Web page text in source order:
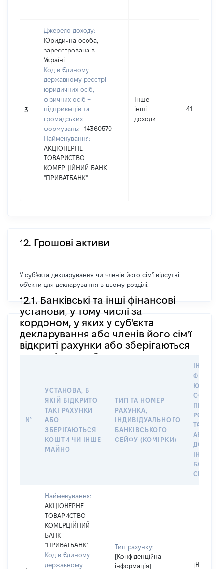
3
Джерело доходу:
Юридична особа,
зареєстрована в
Україні
Код в Єдиному
державному реєстрі
юридичних осіб,
фізичних осіб –
підприємців та
громадських
формувань:
14360570
Найменування:
АКЦІОНЕРНЕ
ТОВАРИСТВО
КОМЕРЦІЙНИЙ БАНК
"ПРИВАТБАНК"
Інше
інші
доходи
41
12. Грошові активи
У суб'єкта декларування чи членів його сім'ї відсутні
об'єкти для декларування в цьому розділі.
12.1. Банківські та інші фінансові
установи, у тому числі за
кордоном, у яких у суб'єкта
декларування або членів його сім'ї
відкриті рахунки або зберігаються
кошти, інше майно
№
УСТАНОВА, В
ЯКІЙ ВІДКРИТО
ТАКІ РАХУНКИ
АБО
ЗБЕРІГАЮТЬСЯ
КОШТИ ЧИ ІНШЕ
МАЙНО
ТИП ТА НОМЕР
РАХУНКА,
ІНДИВІДУАЛЬНОГО
БАНКІВСЬКОГО
СЕЙФУ (КОМІРКИ)
ПРАВО
ТАКИМ
АБО
ДО
СЕЙФУ
Найменування:
АКЦІОНЕРНЕ
ТОВАРИСТВО
КОМЕРЦІЙНИЙ
БАНК
"ПРИВАТБАНК"
Код в Єдиному
державному
Тип рахунку:
[Конфіденційна
інформація]
[Не